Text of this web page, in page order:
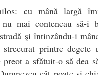
cu mână largă
nu mai conteneau să-i
şi întinzându-i
printre degete
preot a sfătuit-o să dea